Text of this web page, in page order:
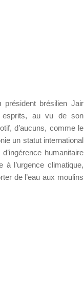
président brésilien Jair
esprits, au vu de son
d’aucuns, comme le
un statut international
humanitaire
à l’urgence climatique,
de l’eau aux moulins